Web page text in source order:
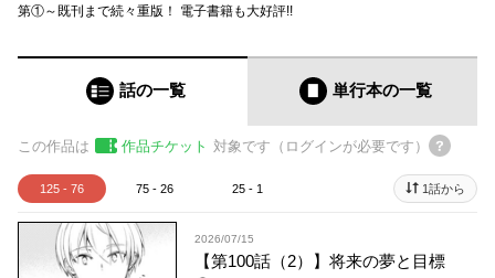
第①～既刊まで続々重版！ 電子書籍も大好評!!
話の一覧 単行本の一覧
この作品は 作品チケット 対象です（ログインが必要です）
125 - 76 75 - 26 25 - 1 1話から
2026/07/15
【第100話（2）】将来の夢と目標